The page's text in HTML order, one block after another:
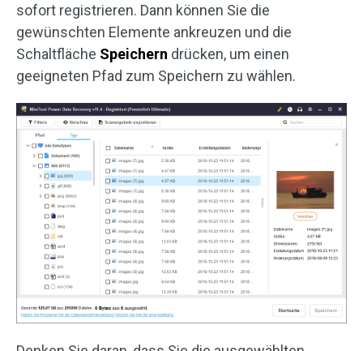
sofort registrieren. Dann können Sie die
gewünschten Elemente ankreuzen und die
Schaltfläche Speichern drücken, um einen
geeigneten Pfad zum Speichern zu wählen.